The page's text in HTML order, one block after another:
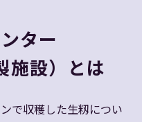
ター
施設）とは
で収穫した生籾につい